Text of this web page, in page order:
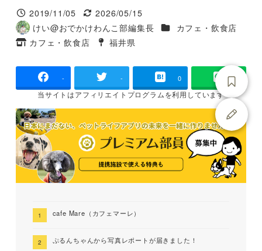
投稿日
2019/11/05
更新日
2026/05/15
著
者
けい@おでかけわんこ部編集長 施設ジャンル
カフェ・飲食店
タグ
カフェ・飲食店
タグ
福井県
- - 0
当サイトはアフィリエイトプログラムを利用しています
cafe Mare（カフェマーレ）
ぷるんちゃんから写真レポートが届きました！